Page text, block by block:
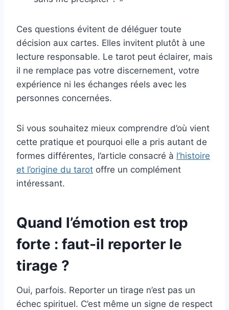
Ces questions évitent de déléguer toute
décision aux cartes. Elles invitent plutôt à une
lecture responsable. Le tarot peut éclairer, mais
il ne remplace pas votre discernement, votre
expérience ni les échanges réels avec les
personnes concernées.
Si vous souhaitez mieux comprendre d’où vient
cette pratique et pourquoi elle a pris autant de
formes différentes, l’article consacré à l’histoire
et l’origine du tarot offre un complément
intéressant.
Quand l’émotion est trop
forte : faut-il reporter le
tirage ?
Oui, parfois. Reporter un tirage n’est pas un
échec spirituel. C’est même un signe de respect